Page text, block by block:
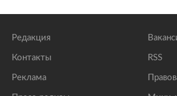
Редакция
Контакты
Реклама
RSS